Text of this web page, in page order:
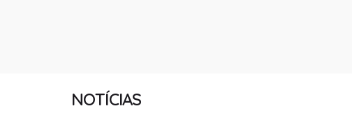
NOTÍCIAS